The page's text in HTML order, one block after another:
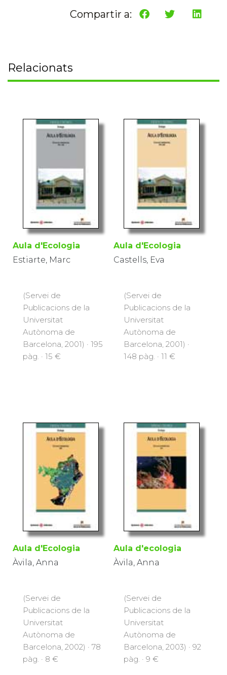
Compartir a:
Relacionats
Aula d'Ecologia
Estiarte, Marc
(Servei de
Publicacions de la
Universitat
Autònoma de
Barcelona, 2001) · 195
pàg. · 15 €
Aula d'Ecologia
Castells, Eva
(Servei de
Publicacions de la
Universitat
Autònoma de
Barcelona, 2001) ·
148 pàg. · 11 €
Aula d'Ecologia
Àvila, Anna
(Servei de
Publicacions de la
Universitat
Autònoma de
Barcelona, 2002) · 78
pàg. · 8 €
Aula d'ecologia
Àvila, Anna
(Servei de
Publicacions de la
Universitat
Autònoma de
Barcelona, 2003) · 92
pàg. · 9 €